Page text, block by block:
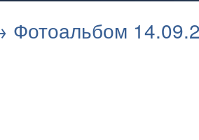
Фотоальбом